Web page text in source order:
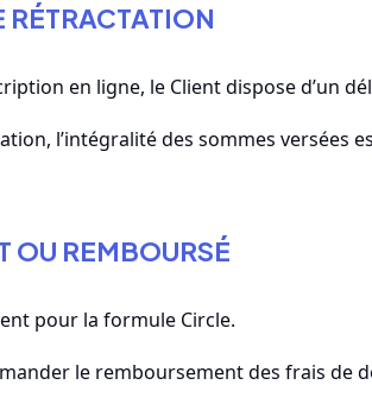
RÉTRACTATION
en ligne, le Client dispose d’un
l’intégralité des sommes versées
OU REMBOURSÉ
pour la formule Circle.
le remboursement des frais de